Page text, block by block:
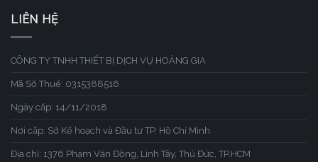
LIÊN HỆ
CÔNG TY TNHH THIẾT BỊ DỊCH VỤ HOÀNG GIA
Mã Số Thuế: 0315388516
Ngày cấp: 14/11/2018
Nơi cấp: Sở Kế hoạch và Đầu tư TP. Hồ Chí Minh
Địa chỉ: 1376 Phạm Văn Đồng, Linh Tây, Thủ Đức, TP.HCM